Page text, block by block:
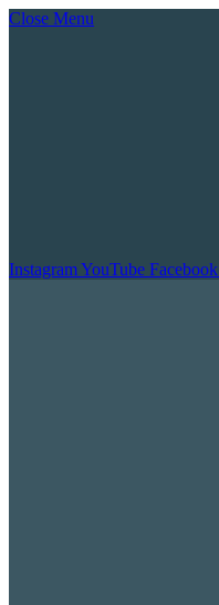
Close Menu
InstagramYouTube Facebook